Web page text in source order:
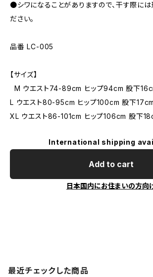
●シワになることがありますので、干す際には
ださい。
品番 LC-005
【サイズ】
M ウエスト74-89cm ヒップ94cm 股下
L ウエスト80-95cm ヒップ100cm 股下
XL ウエスト86-101cm ヒップ106cm 股下
International shipping
Add to cart
日本国内にお住まいの方向
最近チェックした商品